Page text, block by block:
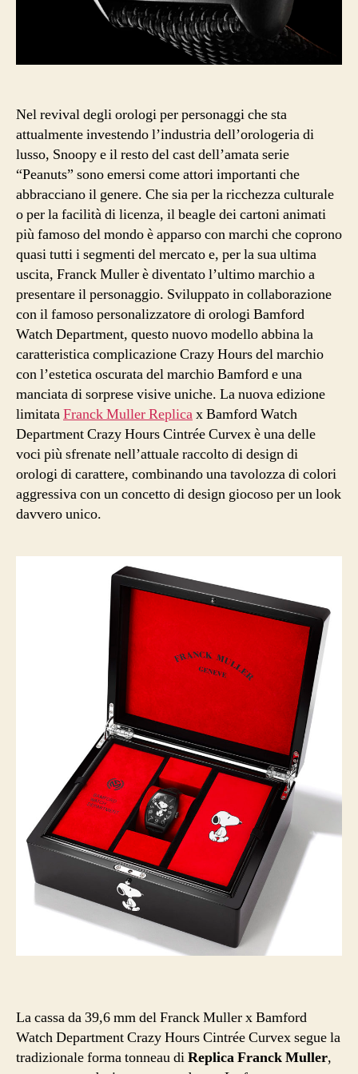
Nel revival degli orologi per personaggi che sta
attualmente investendo l’industria dell’orologeria di
lusso, Snoopy e il resto del cast dell’amata serie
“Peanuts” sono emersi come attori importanti che
abbracciano il genere. Che sia per la ricchezza culturale
o per la facilità di licenza, il beagle dei cartoni animati
più famoso del mondo è apparso con marchi che coprono
quasi tutti i segmenti del mercato e, per la sua ultima
uscita, Franck Muller è diventato l’ultimo marchio a
presentare il personaggio. Sviluppato in collaborazione
con il famoso personalizzatore di orologi Bamford
Watch Department, questo nuovo modello abbina la
caratteristica complicazione Crazy Hours del marchio
con l’estetica oscurata del marchio Bamford e una
manciata di sorprese visive uniche. La nuova edizione
limitataFranck Muller Replicax Bamford Watch
Department Crazy Hours Cintrée Curvex è una delle
voci più sfrenate nell’attuale raccolto di design di
orologi di carattere, combinando una tavolozza di colori
aggressiva con un concetto di design giocoso per un look
davvero unico.
La cassa da 39,6 mm del Franck Muller x Bamford
Watch Department Crazy Hours Cintrée Curvex segue la
tradizionale forma tonneau diReplica Franck Muller,